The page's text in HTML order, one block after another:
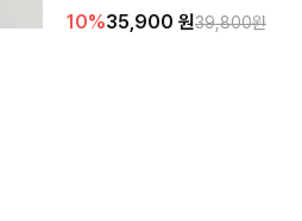
편안하게 착용하실 수 있는 팬츠입니다 🖤
10%35,900 원39,800원